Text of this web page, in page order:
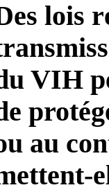
lois
VIH
au